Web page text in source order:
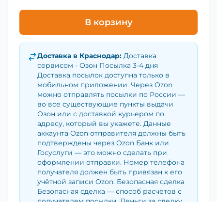
В корзину
Доставка в Краснодар: Доставка
сервисом - Озон Посылка 3-4 дня
Доставка посылок доступна только в
мобильном приложении. Через Ozon
можно отправлять посылки по России —
во все существующие пункты выдачи
Озон или с доставкой курьером по
адресу, который вы укажете. Данные
аккаунта Ozon отправителя должны быть
подтверждены через Ozon Банк или
Госуслуги — это можно сделать при
оформлении отправки. Номер телефона
получателя должен быть привязан к его
учётной записи Ozon. Безопасная сделка
Безопасная сделка — способ расчётов с